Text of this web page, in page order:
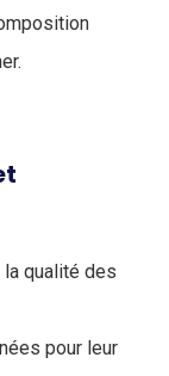
la qualité des
pour leur